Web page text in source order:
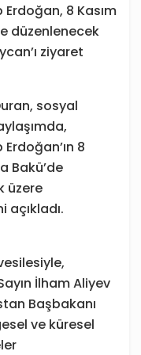
8 Kasım
düzenlenecek
ziyaret
sosyal
8
Bakü’de
üzere
açıkladı.
İlham Aliyev
Başbakanı
ve küresel